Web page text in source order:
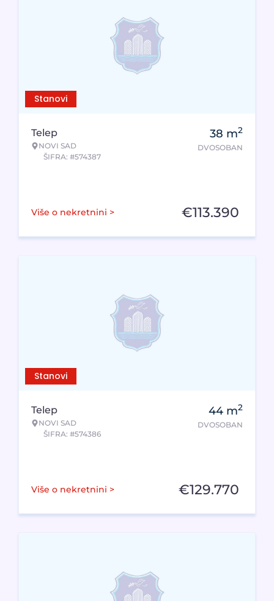
Stanovi
Telep
NOVI SAD
ŠIFRA: #574387
38 m2
DVOSOBAN
Više o nekretnini > €113.390
Stanovi
Telep
NOVI SAD
ŠIFRA: #574386
44 m2
DVOSOBAN
Više o nekretnini > €129.770